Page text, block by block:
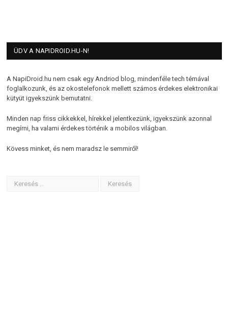
ÜDV A NAPIDROID.HU-N!
A NapiDroid.hu nem csak egy Andriod blog, mindenféle tech témával
foglalkozunk, és az okostelefonok mellett számos érdekes elektronikai
kütyüt igyekszünk bemutatni.
Minden nap friss cikkekkel, hírekkel jelentkezünk, igyekszünk azonnal
megírni, ha valami érdekes történik a mobilos világban.
Kövess minket, és nem maradsz le semmiről!